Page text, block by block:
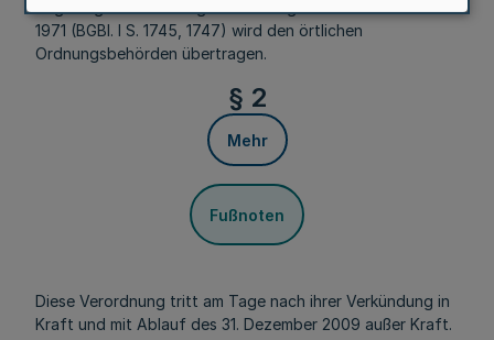
1971 (BGBl. I S. 1745, 1747) wird den örtlichen
Ordnungsbehörden übertragen.
§ 2
Mehr
Fußnoten
Diese Verordnung tritt am Tage nach ihrer Verkündung in
Kraft und mit Ablauf des 31. Dezember 2009 außer Kraft.